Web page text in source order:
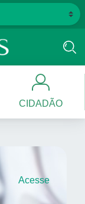
CIDADÃO
Acesse